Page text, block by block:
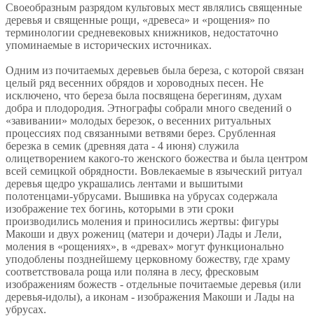
Своеобразным разрядом культовых мест являлись священные
деревья и священные рощи, «древеса» и «рощения» по
терминологии средневековых книжников, недостаточно
упоминаемые в исторических источниках.
Одним из почитаемых деревьев была береза, с которой связан
целый ряд весенних обрядов и хороводных песен. Не
исключено, что береза была посвящена берегиням, духам
добра и плодородия. Этнографы собрали много сведений о
«завивании» молодых березок, о весенних ритуальных
процессиях под связанными ветвями берез. Срубленная
березка в семик (древняя дата - 4 июня) служила
олицетворением какого-то женского божества и была центром
всей семицкой обрядности. Вовлекаемые в языческий ритуал
деревья щедро украшались лентами и вышитыми
полотенцами-убрусами. Вышивка на убрусах содержала
изображение тех богинь, которыми в эти сроки
производились моления и приносились жертвы: фигуры
Макоши и двух рожениц (матери и дочери) Лады и Лели,
моления в «рощениях», в «древах» могут функционально
уподоблены позднейшему церковному божеству, где храму
соответствовала роща или поляна в лесу, фресковым
изображениям божеств - отдельные почитаемые деревья (или
деревья-идолы), а иконам - изображения Макоши и Лады на
убрусах.